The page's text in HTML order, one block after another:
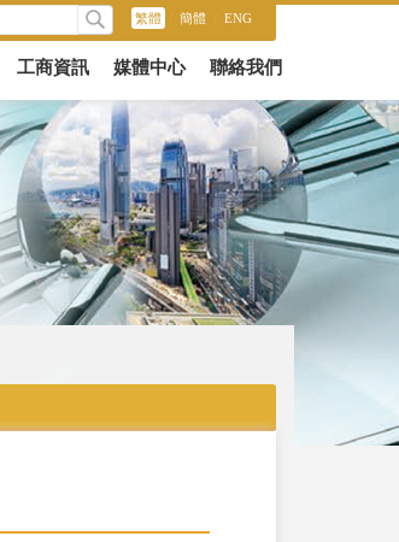
繁體 簡體 ENG
工商資訊 媒體中心 聯絡我們